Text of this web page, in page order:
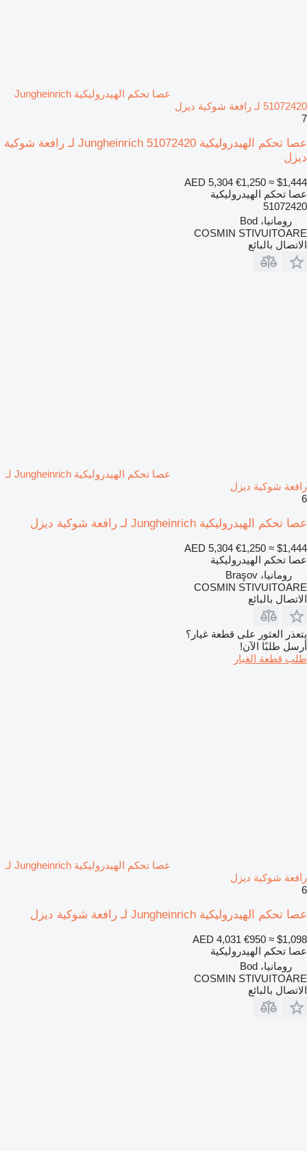
عصا تحكم الهيدروليكية Jungheinrich
51072420 لـ رافعة شوكية ديزل
7
عصا تحكم الهيدروليكية Jungheinrich 51072420 لـ رافعة شوكية
ديزل
AED 5,304 €1,250 ≈ $1,444
عصا تحكم الهيدروليكية
51072420
رومانيا، Bod
COSMIN STIVUITOARE
الاتصال بالبائع
عصا تحكم الهيدروليكية Jungheinrich لـ
رافعة شوكية ديزل
6
عصا تحكم الهيدروليكية Jungheinrich لـ رافعة شوكية ديزل
AED 5,304 €1,250 ≈ $1,444
عصا تحكم الهيدروليكية
رومانيا، Braşov
COSMIN STIVUITOARE
الاتصال بالبائع
يتعذر العثور على قطعة غيار؟
أرسل طلبًا الآن!
طلب قطعة الغيار
عصا تحكم الهيدروليكية Jungheinrich لـ
رافعة شوكية ديزل
6
عصا تحكم الهيدروليكية Jungheinrich لـ رافعة شوكية ديزل
AED 4,031 €950 ≈ $1,098
عصا تحكم الهيدروليكية
رومانيا، Bod
COSMIN STIVUITOARE
الاتصال بالبائع